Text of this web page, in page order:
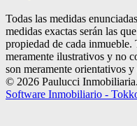
Todas las medidas
medidas exactas serán las
propiedad de cada inmueble.
meramente ilustrativos y no
son meramente orientativos
© 2026 Paulucci Inmobiliaria.
Software Inmobiliario -